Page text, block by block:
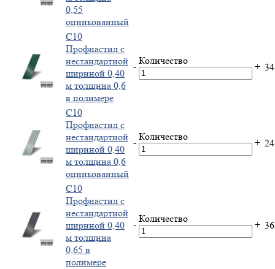
0,55
оцинкованный
С10
Профнастил с
нестандартной
шириной 0,40
м толщина 0,6
в полимере
-
Количество
+
С10
Профнастил с
нестандартной
шириной 0,40
м толщина 0,6
оцинкованный
-
Количество
+
С10
Профнастил с
нестандартной
шириной 0,40
м толщина
0,65 в
полимере
-
Количество
+